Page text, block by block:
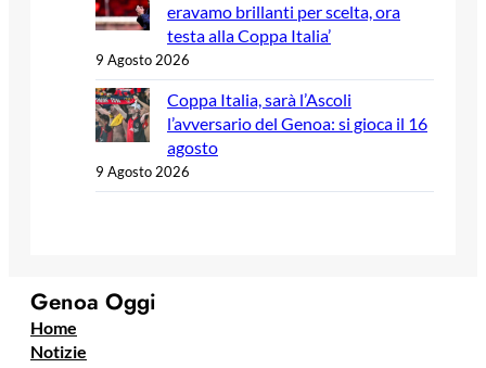
eravamo brillanti per scelta, ora
testa alla Coppa Italia’
9 Agosto 2026
Coppa Italia, sarà l’Ascoli
l’avversario del Genoa: si gioca il 16
agosto
9 Agosto 2026
Genoa Oggi
Home
Notizie